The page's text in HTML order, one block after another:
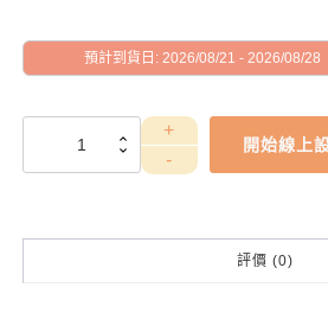
預計到貨日: 2026/08/21 - 2026/08/28
GAD1010144
開始線上
評價 (0)